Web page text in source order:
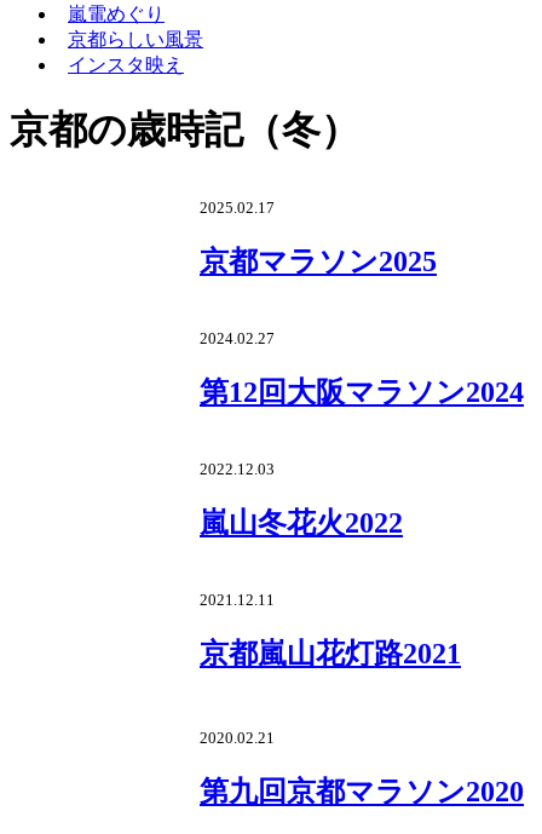
嵐電めぐり
京都らしい風景
インスタ映え
京都の歳時記（冬）
2025.02.17
京都マラソン2025
2024.02.27
第12回大阪マラソン2024
2022.12.03
嵐山冬花火2022
2021.12.11
京都嵐山花灯路2021
2020.02.21
第九回京都マラソン2020